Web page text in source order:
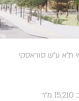
ת"א ע"ש סוראסקי